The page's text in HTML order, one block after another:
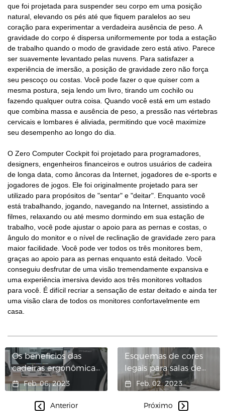
que foi projetada para suspender seu corpo em uma posição
natural, elevando os pés até que fiquem paralelos ao seu
coração para experimentar a verdadeira ausência de peso. A
gravidade do corpo é dispersa uniformemente por toda a estação
de trabalho quando o modo de gravidade zero está ativo. Parece
ser suavemente levantado pelas nuvens. Para satisfazer a
experiência de imersão, a posição de gravidade zero não força
seu pescoço ou costas. Você pode fazer o que quiser com a
mesma postura, seja lendo um livro, tirando um cochilo ou
fazendo qualquer outra coisa. Quando você está em um estado
que combina massa e ausência de peso, a pressão nas vértebras
cervicais e lombares é aliviada, permitindo que você maximize
seu desempenho ao longo do dia.
O Zero Computer Cockpit foi projetado para programadores,
designers, engenheiros financeiros e outros usuários de cadeira
de longa data, como âncoras da Internet, jogadores de e-sports e
jogadores de jogos. Ele foi originalmente projetado para ser
utilizado para propósitos de "sentar" e "deitar". Enquanto você
está trabalhando, jogando, navegando na Internet, assistindo a
filmes, relaxando ou até mesmo dormindo em sua estação de
trabalho, você pode ajustar o apoio para as pernas e costas, o
ângulo do monitor e o nível de reclinação de gravidade zero para
maior facilidade. Você pode ver todos os três monitores bem,
graças ao apoio para as pernas enquanto está deitado. Você
conseguiu desfrutar de uma visão tremendamente expansiva e
uma experiência imersiva devido aos três monitores voltados
para você. É difícil recriar a sensação de estar deitado e ainda ter
uma visão clara de todos os monitores confortavelmente em
casa.
Anterior
Os benefícios das
cadeiras ergonômicas
para jogos
Feb. 06, 2023
Esquemas de cores
legais para salas de
jogos em 2023
Feb. 02, 2023
Próximo